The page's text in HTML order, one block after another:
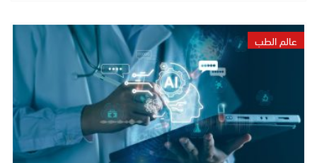
عالم الطب